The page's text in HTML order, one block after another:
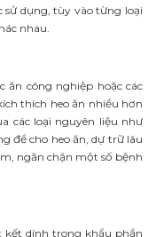
dụng, tùy vào từng loại
nhau.
công nghiệp hoặc các
thích heo ăn nhiều hơn
các loại nguyên liệu như
để cho heo ăn, dự trữ lâu
ngăn chặn một số bệnh
kết dính trong khẩu phần